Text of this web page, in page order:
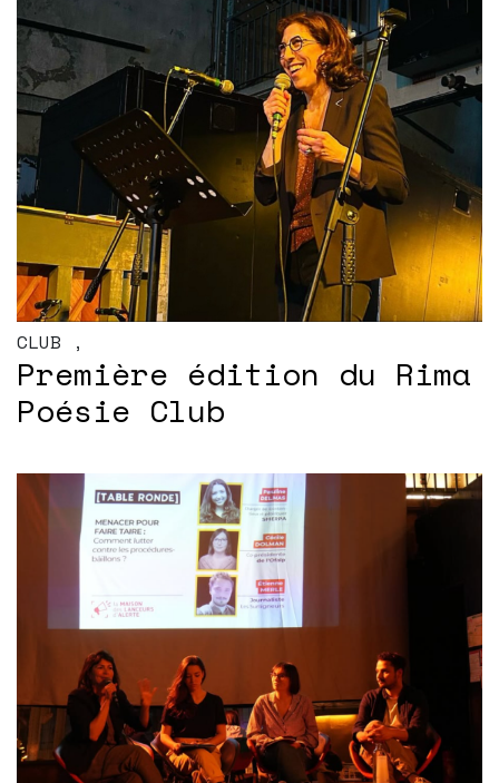
CLUB ,
Première édition du Rima
Poésie Club